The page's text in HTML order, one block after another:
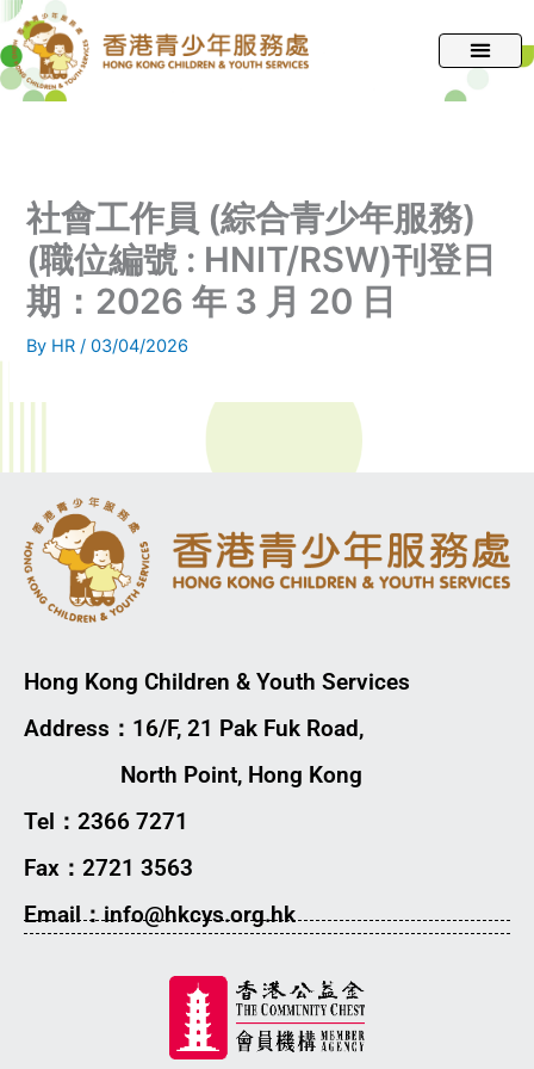
跳
至
主
社會工作員 (綜合青少年服務)
(職位編號 : HNIT/RSW)刊登日
期：2026 年 3 月 20 日
By HR/03/04/2026
Hong Kong Children & Youth Services
Address：16/F, 21 Pak Fuk Road,
North Point, Hong Kong
Tel：2366 7271
Fax：2721 3563
Email：info@hkcys.org.hk